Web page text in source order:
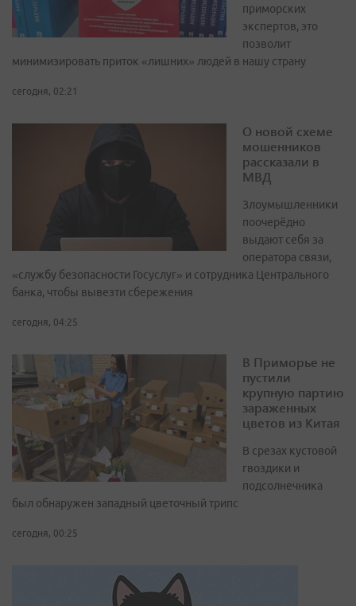
приморских
экспертов, это
позволит
минимизировать приток «лишних» людей в нашу страну
сегодня, 02:21
О новой схеме
мошенников
рассказали в
МВД
Злоумышленники
поочерёдно
выдают себя за
оператора связи,
«службу безопасности Госуслуг» и сотрудника Центрального
банка, чтобы вывезти сбережения
сегодня, 04:25
В Приморье не
пустили
крупную партию
зараженных
цветов из Китая
В срезах кустовой
гвоздики и
подсолнечника
был обнаружен западный цветочный трипс
сегодня, 00:25